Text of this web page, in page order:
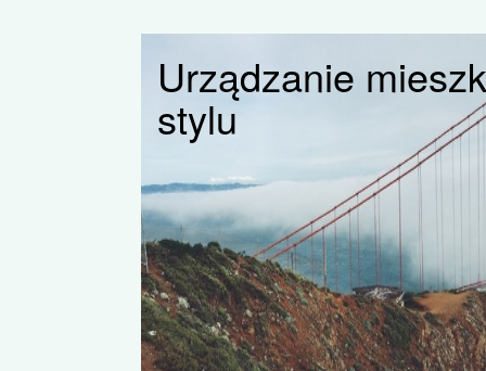
Urządzanie
stylu